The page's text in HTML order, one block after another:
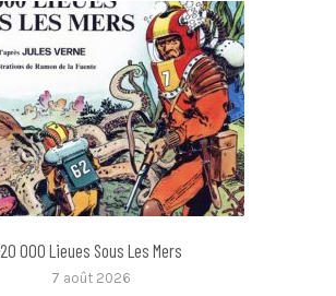
20 000 Lieues Sous Les Mers
7 août 2026